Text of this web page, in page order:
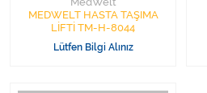
MEDWELT HASTA TAŞIMA
LİFTİ TM-H-8044
Lütfen Bilgi Alınız